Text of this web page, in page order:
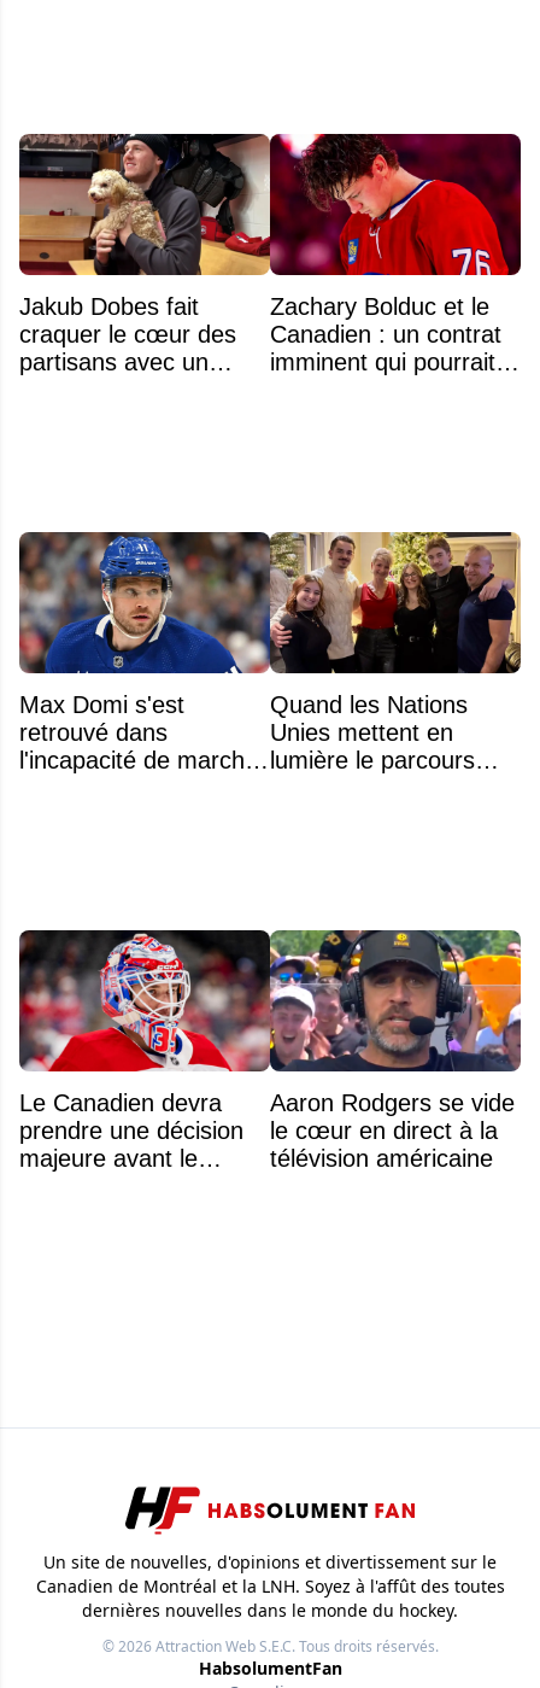
Jakub Dobes fait
craquer le cœur des
partisans avec un
Zachary Bolduc et le
Canadien : un contrat
imminent qui pourrait
Max Domi s'est
retrouvé dans
l'incapacité de marcher
Quand les Nations
Unies mettent en
lumière le parcours
Le Canadien devra
prendre une décision
majeure avant le
Aaron Rodgers se vide
le cœur en direct à la
télévision américaine
Un site de nouvelles, d'opinions et divertissement sur le
Canadien de Montréal et la LNH. Soyez à l'affût des toutes
dernières nouvelles dans le monde du hockey.
© 2026Attraction Web S.E.C.Tous droits réservés.
HabsolumentFan